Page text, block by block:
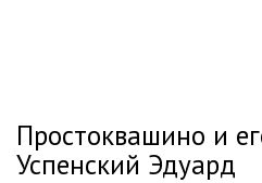
Простоквашино и
Успенский Эдуард